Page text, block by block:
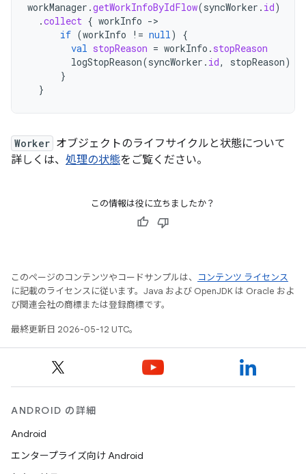
workManager .getWorkInfoByIdFlow(syncWorker . id)
.collect { workInfo -
if (workInfo != null)
{
val stopReason = workInfo . stopReason
logStopReason(syncWorker . id, stopReason)
}
}
Worker オブジェクトのライフサイクルと状態について
詳しくは、 処理の状態をご覧ください。
この情報は役に立ちましたか？
このページのコンテンツやコードサンプルは、
コンテンツ ライセンス
に記載のライセンスに従います。Java および OpenJDK は Oracle およ
び関連会社の商標または登録商標です。
最終更新日 2026-05-12 UTC。
ANDROID の詳細
Android
エンタープライズ向け Android